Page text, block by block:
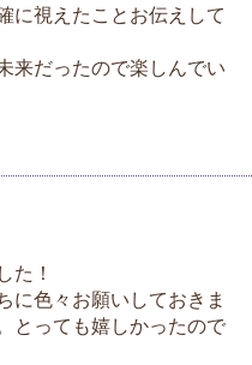
に視えたことお伝えして
来だったので楽しんでい
た！
に色々お願いしておきま
とっても嬉しかったので